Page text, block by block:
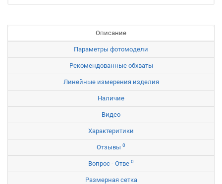
Описание
Параметры фотомодели
Рекомендованные обхваты
Линейные измерения изделия
Наличие
Видео
Характеритики
Отзывы 0
Вопрос - Отве 0
Размерная сетка